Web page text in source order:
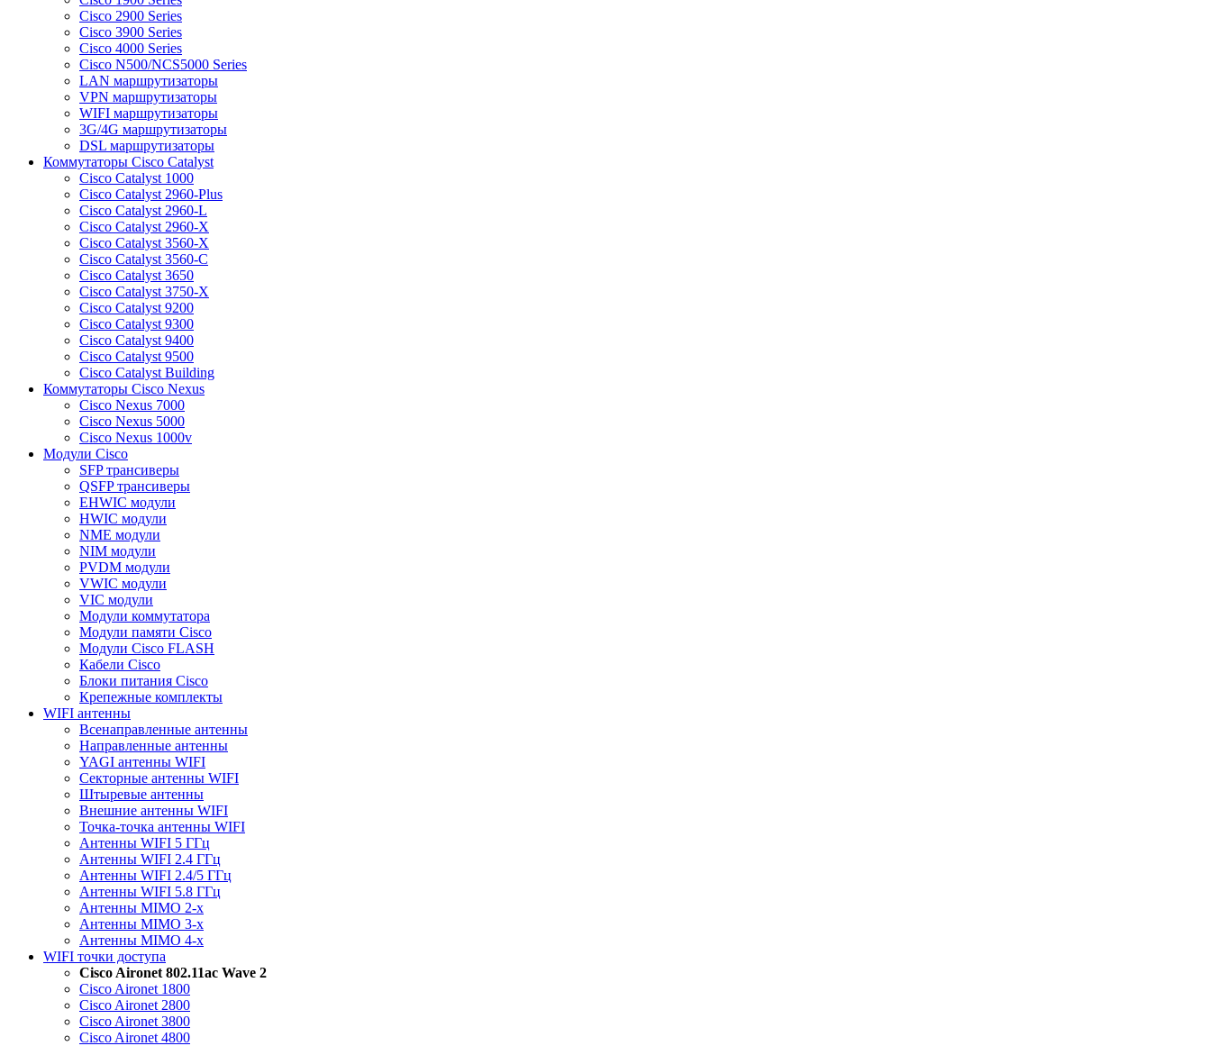
Cisco 2900 Series
Cisco 3900 Series
Cisco 4000 Series
Cisco N500/NCS5000 Series
LAN маршрутизаторы
VPN маршрутизаторы
WIFI маршрутизаторы
3G/4G маршрутизаторы
DSL маршрутизаторы
Коммутаторы Cisco Catalyst
Cisco Catalyst 1000
Cisco Catalyst 2960-Plus
Cisco Catalyst 2960-L
Cisco Catalyst 2960-X
Cisco Catalyst 3560-X
Cisco Catalyst 3560-C
Cisco Catalyst 3650
Cisco Catalyst 3750-X
Cisco Catalyst 9200
Cisco Catalyst 9300
Cisco Catalyst 9400
Cisco Catalyst 9500
Cisco Catalyst Building
Коммутаторы Cisco Nexus
Cisco Nexus 7000
Cisco Nexus 5000
Cisco Nexus 1000v
Модули Cisco
SFP трансиверы
QSFP трансиверы
EHWIC модули
HWIC модули
NME модули
NIM модули
PVDM модули
VWIC модули
VIC модули
Модули коммутатора
Модули памяти Cisco
Модули Cisco FLASH
Кабели Cisco
Блоки питания Cisco
Крепежные комплекты
WIFI антенны
Всенаправленные антенны
Направленные антенны
YAGI антенны WIFI
Секторные антенны WIFI
Штыревые антенны
Внешние антенны WIFI
Точка-точка антенны WIFI
Антенны WIFI 5 ГГц
Антенны WIFI 2.4 ГГц
Антенны WIFI 2.4/5 ГГц
Антенны WIFI 5.8 ГГц
Антенны MIMO 2-x
Антенны MIMO 3-x
Антенны MIMO 4-x
WIFI точки доступа
Cisco Aironet 802.11ac Wave 2
Cisco Aironet 1800
Cisco Aironet 2800
Cisco Aironet 3800
Cisco Aironet 4800